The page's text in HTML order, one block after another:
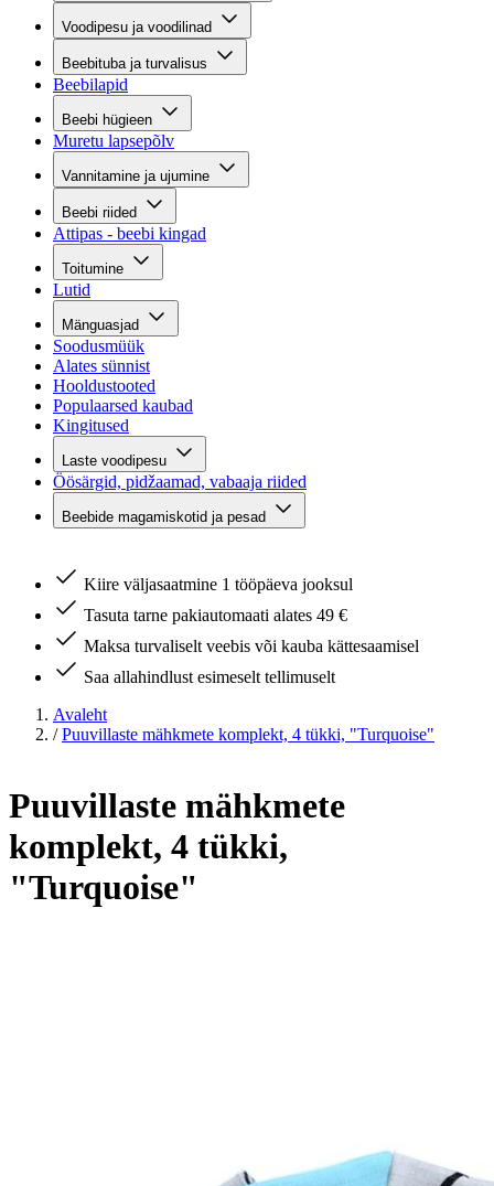
Voodipesu ja voodilinad
Beebituba ja turvalisus
Beebilapid
Beebi hügieen
Muretu lapsepõlv
Vannitamine ja ujumine
Beebi riided
Attipas - beebi kingad
Toitumine
Lutid
Mänguasjad
Soodusmüük
Alates sünnist
Hooldustooted
Populaarsed kaubad
Kingitused
Laste voodipesu
Öösärgid, pidžaamad, vabaaja riided
Beebide magamiskotid ja pesad
Kiire väljasaatmine 1 tööpäeva jooksul
Tasuta tarne pakiautomaati alates 49 €
Maksa turvaliselt veebis või kauba kättesaamisel
Saa allahindlust esimeselt tellimuselt
Avaleht
/ Puuvillaste mähkmete komplekt, 4 tükki, "Turquoise"
Puuvillaste mähkmete
komplekt, 4 tükki,
"Turquoise"